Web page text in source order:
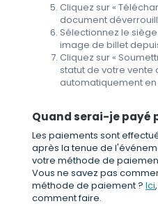
Cliquez sur «
document
Sélectionnez le
image de billet
Cliquez sur «
statut de votre vente
automatiquement en
Quand serai-je payé
Les paiements sont
après la tenue de
votre méthode de
Vous ne savez pas
méthode de paiement ? Ici
comment faire.